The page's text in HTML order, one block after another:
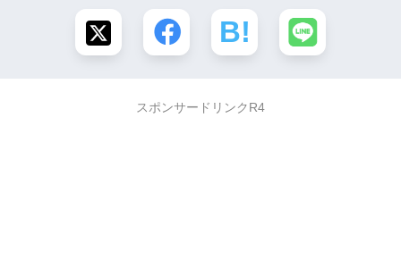
スポンサードリンクR4